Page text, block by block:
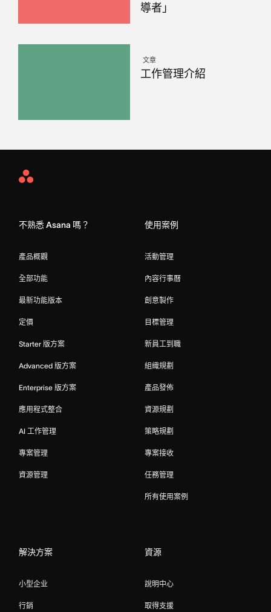
導者」
文章
工作管理介紹
Asana
不熟悉 Asana 嗎？
產品概觀
全部功能
最新功能版本
定價
Starter 版方案
Advanced 版方案
Enterprise 版方案
應用程式整合
AI 工作管理
專案管理
資源管理
使用案例
活動管理
內容行事曆
創意製作
目標管理
新員工到職
組織規劃
產品發佈
資源規劃
策略規劃
專案接收
任務管理
所有使用案例
解決方案
小型企业
行銷
資源
說明中心
取得支援